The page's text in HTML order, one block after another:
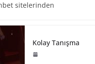
sitelerinden
Kolay Tanışma